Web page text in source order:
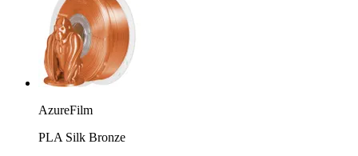
AzureFilm
PLA Silk Bronze